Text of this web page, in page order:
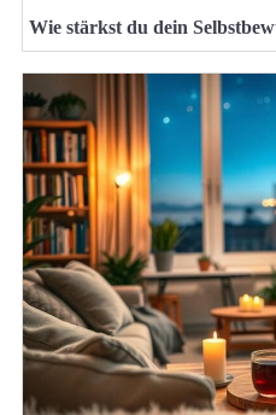
Wie stärkst du dein